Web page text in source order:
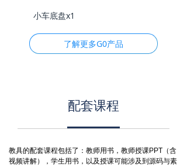
教具的配套课程包括了：教师用书，教师授课PPT（含
视频讲解），学生用书，以及授课可能涉及到源码与素
配套课程
小车底盘x1
了解更多G0产品